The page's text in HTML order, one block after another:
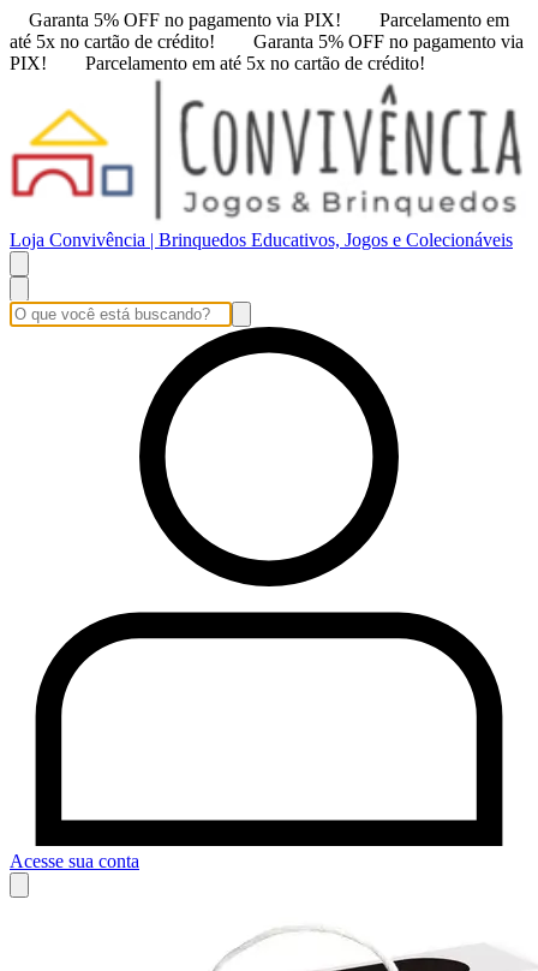
Garanta 5% OFF no pagamento via PIX!
Parcelamento em
até 5x no cartão de crédito!
Garanta 5% OFF no pagamento via
PIX!
Parcelamento em até 5x no cartão de crédito!
Loja Convivência | Brinquedos Educativos, Jogos e Colecionáveis
Acesse sua conta